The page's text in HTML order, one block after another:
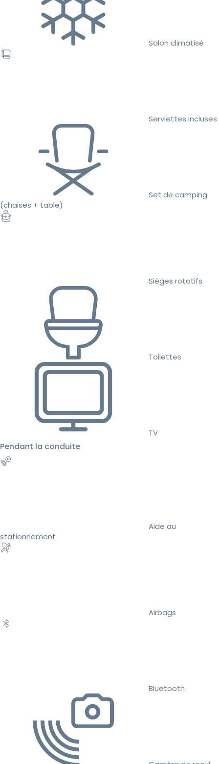
Salon climatisé
Serviettes incluses
Set de camping
(chaises + table)
Sièges rotatifs
Toilettes
TV
Pendant la conduite
Aide au
stationnement
Airbags
Bluetooth